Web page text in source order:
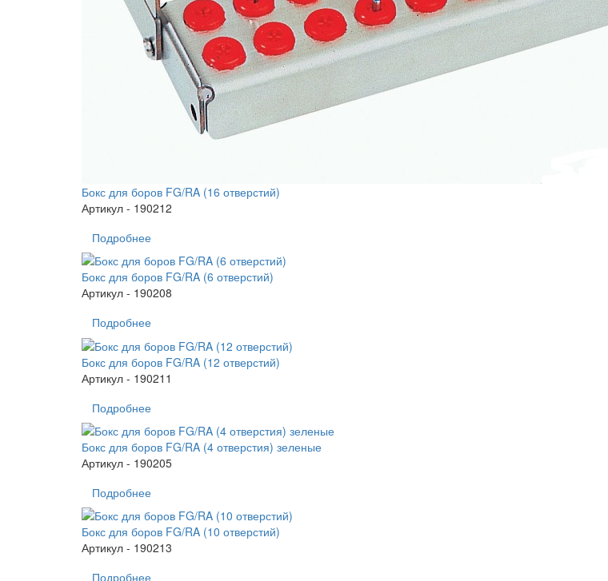
Бокс для боров FG/RA (16 отверстий)
Артикул - 190212
Подробнее
Бокс для боров FG/RA (6 отверстий)
Артикул - 190208
Подробнее
Бокс для боров FG/RA (12 отверстий)
Артикул - 190211
Подробнее
Бокс для боров FG/RA (4 отверстия) зеленые
Артикул - 190205
Подробнее
Бокс для боров FG/RA (10 отверстий)
Артикул - 190213
Подробнее